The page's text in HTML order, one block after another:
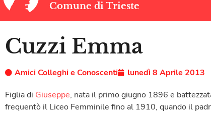
Comune di Trieste
Cuzzi Emma
Amici Colleghi e Conoscenti
lunedì 8 Aprile 2013
Figlia di Giuseppe, nata il primo giugno 1896 e
frequentò il Liceo Femminile fino al 1910, quando il